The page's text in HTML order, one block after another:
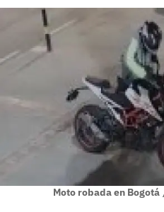
Moto robada en Bogotá